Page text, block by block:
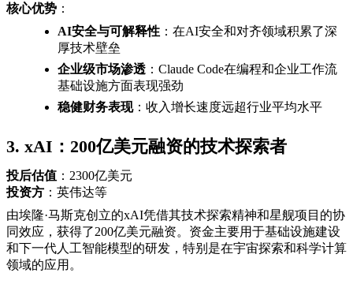
核心优势 ：
AI安全与可解释性 ：在AI安全和对齐领域积累了深
厚技术壁垒
企业级市场渗透 ：Claude Code在编程和企业工作流
基础设施方面表现强劲
稳健财务表现：收入增长速度远超行业平均水平
3. xAI：200亿美元融资的技术探索者
投后估值 ：2300亿美元
投资方 ：英伟达等
由埃隆·马斯克创立的xAI凭借其技术探索精神和星舰项目的协
同效应，获得了200亿美元融资。资金主要用于基础设施建设
和下一代人工智能模型的研发，特别是在宇宙探索和科学计算
领域的应用。